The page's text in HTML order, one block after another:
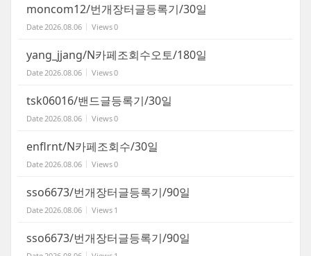
moncom12/번개장터글등록기/30일
Date 2026.08.06 Views0
yang_jjang/N카페조회수오토/180일
Date 2026.08.06 Views0
tsk06016/밴드글등록기/30일
Date 2026.08.06 Views0
enflrnt/N카페조회수/30일
Date 2026.08.06 Views0
sso6673/번개장터글등록기/90일
Date 2026.08.06 Views 1
sso6673/번개장터글등록기/90일